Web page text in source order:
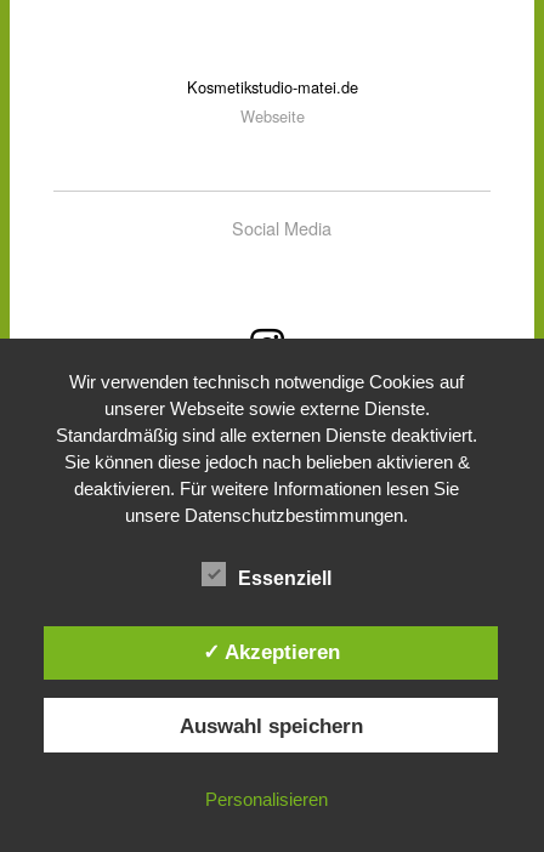
Kosmetikstudio-matei.de
Webseite
Social Media
HANDY KONTAKT
Wir verwenden technisch notwendige Cookies auf
unserer Webseite sowie externe Dienste.
Standardmäßig sind alle externen Dienste deaktiviert.
Sie können diese jedoch nach belieben aktivieren &
deaktivieren. Für weitere Informationen lesen Sie
unsere Datenschutzbestimmungen.
Essenziell
✓ Akzeptieren
Auswahl speichern
Personalisieren